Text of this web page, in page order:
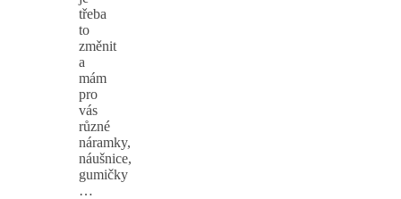
třeba
to
změnit
a
mám
pro
vás
různé
náramky,
náušnice,
gumičky
…